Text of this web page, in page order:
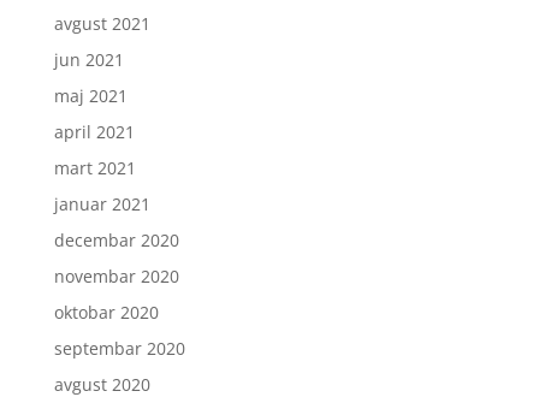
avgust 2021
jun 2021
maj 2021
april 2021
mart 2021
januar 2021
decembar 2020
novembar 2020
oktobar 2020
septembar 2020
avgust 2020